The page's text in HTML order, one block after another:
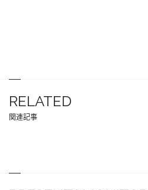
RELATED
関連記事